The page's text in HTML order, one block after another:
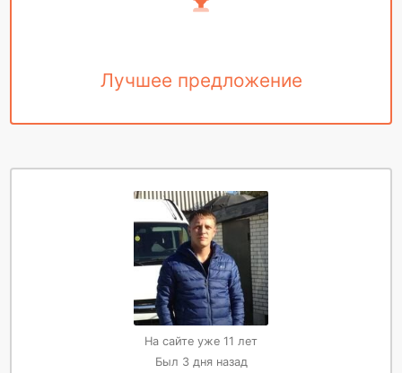
Лучшее предложение
На сайте уже 11 лет
Был 3 дня назад